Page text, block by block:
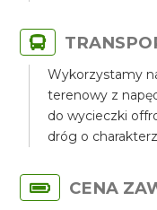
Wykorzystamy
terenowy z
do wycieczki
dróg o
CENA